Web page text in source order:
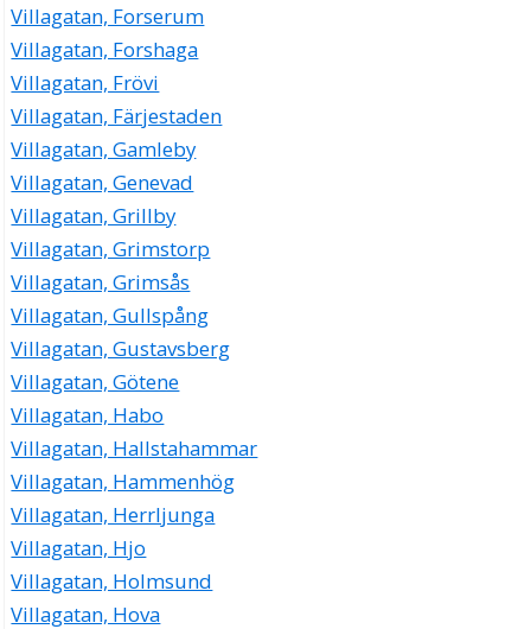
Villagatan, Forserum
Villagatan, Forshaga
Villagatan, Frövi
Villagatan, Färjestaden
Villagatan, Gamleby
Villagatan, Genevad
Villagatan, Grillby
Villagatan, Grimstorp
Villagatan, Grimsås
Villagatan, Gullspång
Villagatan, Gustavsberg
Villagatan, Götene
Villagatan, Habo
Villagatan, Hallstahammar
Villagatan, Hammenhög
Villagatan, Herrljunga
Villagatan, Hjo
Villagatan, Holmsund
Villagatan, Hova